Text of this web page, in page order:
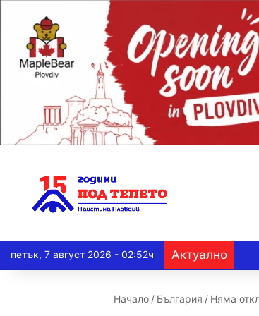
петък, 7 август 2026 - 02:52ч Актуално
Начало / България / Няма